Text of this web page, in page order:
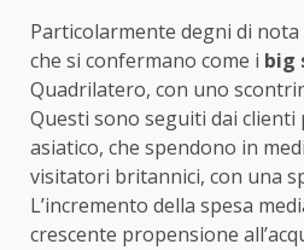
Particolarmente degni di
che si confermano come i big
Quadrilatero, con uno
Questi sono seguiti dai
asiatico, che spendono in
visitatori britannici, con una
L’incremento della spesa
crescente propensione